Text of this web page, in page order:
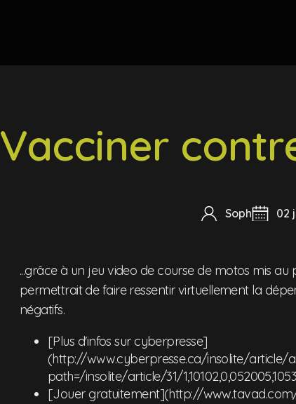
Vacciner
Soph 02
...grâce à un jeu video de course de motos mis
permettrait de faire ressentir virtuellement la
négatifs.
[Plus d'infos sur cyberpresse]
(http://www.cyberpresse.ca/insolite/article/
path=/insolite/article/31/
[Jouer gratuitement](http://